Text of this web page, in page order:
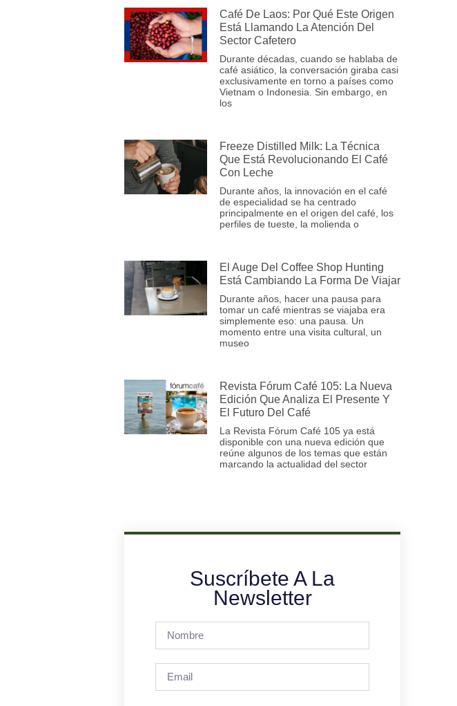
Café De Laos: Por Qué Este Origen
Está Llamando La Atención Del
Sector Cafetero
Durante décadas, cuando se hablaba de
café asiático, la conversación giraba casi
exclusivamente en torno a países como
Vietnam o Indonesia. Sin embargo, en
los
Freeze Distilled Milk: La Técnica
Que Está Revolucionando El Café
Con Leche
Durante años, la innovación en el café
de especialidad se ha centrado
principalmente en el origen del café, los
perfiles de tueste, la molienda o
El Auge Del Coffee Shop Hunting
Está Cambiando La Forma De Viajar
Durante años, hacer una pausa para
tomar un café mientras se viajaba era
simplemente eso: una pausa. Un
momento entre una visita cultural, un
museo
Revista Fórum Café 105: La Nueva
Edición Que Analiza El Presente Y
El Futuro Del Café
La Revista Fórum Café 105 ya está
disponible con una nueva edición que
reúne algunos de los temas que están
marcando la actualidad del sector
Suscríbete A La
Newsletter